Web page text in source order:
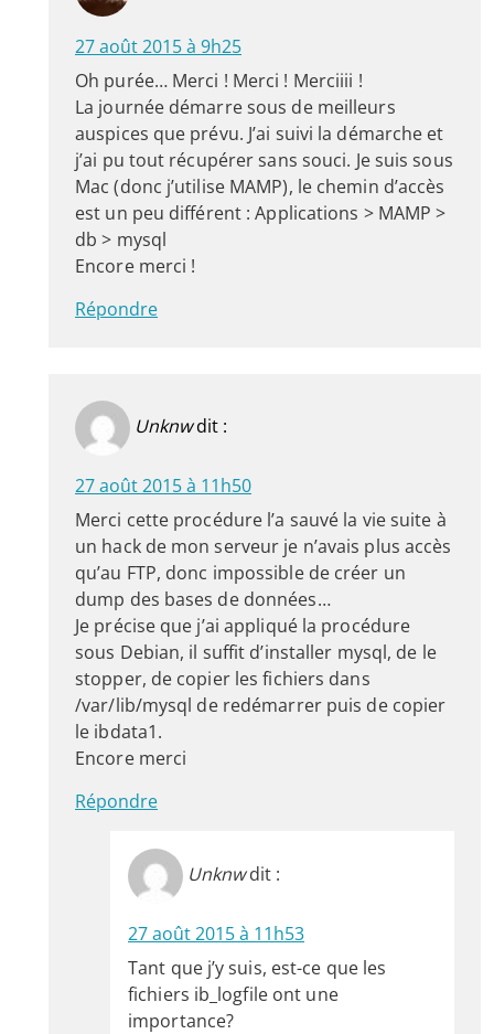
27 août 2015 à 9h25
Oh purée… Merci ! Merci ! Merciiii !
La journée démarre sous de meilleurs
auspices que prévu. J’ai suivi la démarche et
j’ai pu tout récupérer sans souci. Je suis sous
Mac (donc j’utilise MAMP), le chemin d’accès
est un peu différent : Applications > MAMP >
db > mysql
Encore merci !
Répondre
Unknw dit :
27 août 2015 à 11h50
Merci cette procédure l’a sauvé la vie suite à
un hack de mon serveur je n’avais plus accès
qu’au FTP, donc impossible de créer un
dump des bases de données…
Je précise que j’ai appliqué la procédure
sous Debian, il suffit d’installer mysql, de le
stopper, de copier les fichiers dans
/var/lib/mysql de redémarrer puis de copier
le ibdata1.
Encore merci
Répondre
Unknw dit :
27 août 2015 à 11h53
Tant que j’y suis, est-ce que les
fichiers ib_logfile ont une
importance?